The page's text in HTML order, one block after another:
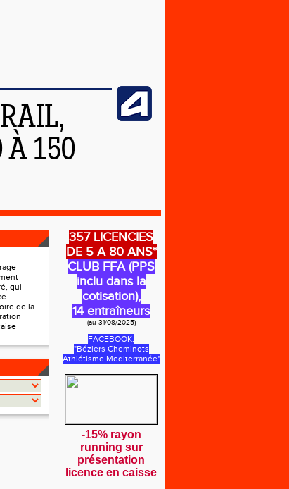
À 150
qui
de la
357 LICENCIES
DE 5 A 80 ANS*
CLUB FFA (PPS
inclu dans la
cotisation),
14 entraîneurs
(au 31/08/2025)
FACEBOOK:
"Béziers Cheminots
Athlétisme Mediterranée"
-15% rayon
running sur
présentation
licence en caisse